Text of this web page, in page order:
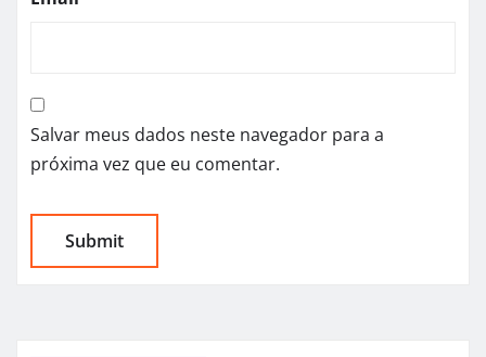
Salvar meus dados neste navegador para a
próxima vez que eu comentar.